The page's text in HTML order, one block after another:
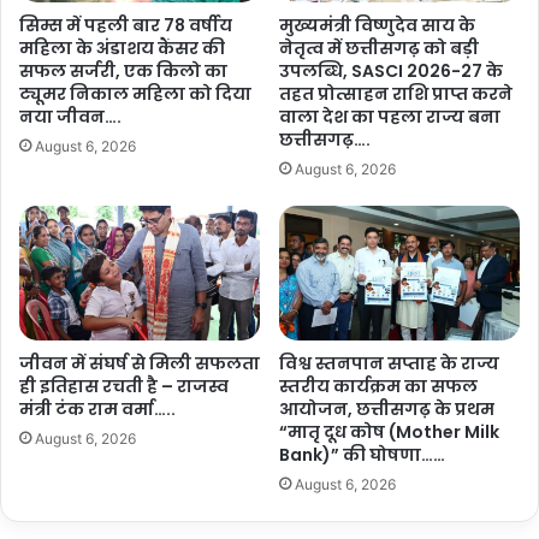
प्रदेश में संचालित अन्य नागरिक सुविधा पोर्टल जैसे निदान-1100, मोर संगवारी,
संपत्ति कर तथा नगरीय प्रशासन से संबंधित अन्य सेवाओं व सुविधाओं को भी आदर्श
सुविधा केन्द्र के साथ जोड़ा जाएगा।
यह भी पढ़ें :-
सुशासन तिहार में मुख्यमंत्री विष्णुदेव साय पहुंचे बीजापुर
के सुदूर गांव कोण्डापल्ली : चौपाल में सुनीं ग्रामीणों की समस्याएं….
कैसे मिलेगी नागरिकों को सुविधाएं
आदर्श सुविधा केन्द्र के माध्यम से सेवाएं प्राप्त करने के लिए नागरिकों को अपनी
इच्छित सेवाओं से संबंधित आवेदन सुविधा केन्द्र में जाकर दर्ज/जमा करानी होगी।
नागरिकों से प्राप्त आवेदन की प्रकृति एवं गुण-दोष के आधार पर नगरीय निकाय
द्वारा आदर्श सुविधा केन्द्र के माध्यम से निराकरण निर्धारित समय-सीमा के भीतर
किया जाएगा। यह पूरी प्रक्रिया ऑनलाइन प्रणाली से जुड़ी होगी और इसकी
मॉनिटरिंग राज्य शहरी विकास अभिकरण में स्थापित राज्य स्तरीय कमाण्ड एंड
ई
दु
ख
द
घ
प
र
शो
क
सं
वे
द
ना
व्य
क्त
सिम्स में पहली बार 78 वर्षीय
महिला के अंडाशय कैंसर की
सफल सर्जरी, एक किलो का
ट्यूमर निकाल महिला को दिया
नया जीवन….
August 6, 2026
मुख्यमंत्री विष्णुदेव साय के
नेतृत्व में छत्तीसगढ़ को बड़ी
उपलब्धि, SASCI 2026-27 के
तहत प्रोत्साहन राशि प्राप्त करने
वाला देश का पहला राज्य बना
छत्तीसगढ़….
August 6, 2026
जीवन में संघर्ष से मिली सफलता
ही इतिहास रचती है – राजस्व
मंत्री टंक राम वर्मा…..
August 6, 2026
विश्व स्तनपान सप्ताह के राज्य
स्तरीय कार्यक्रम का सफल
आयोजन, छत्तीसगढ़ के प्रथम
“मातृ दूध कोष (Mother Milk
Bank)” की घोषणा……
August 6, 2026